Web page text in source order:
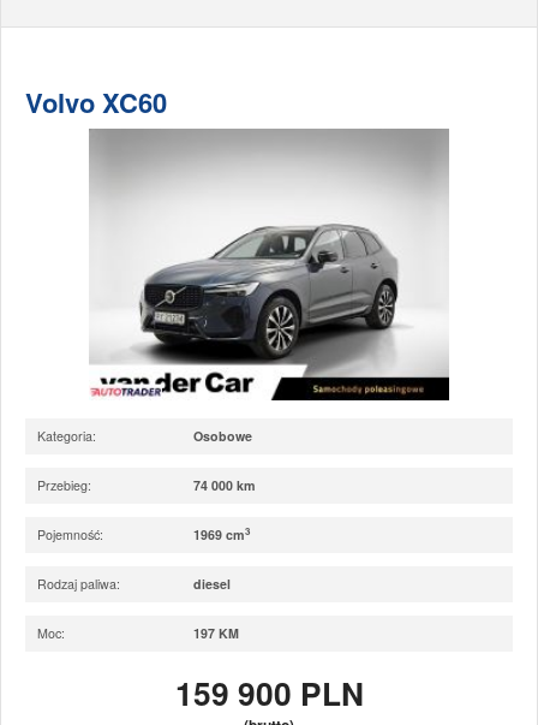
Volvo XC60
Kategoria: Osobowe
Przebieg: 74 000 km
Pojemność: 1969 cm3
Rodzaj paliwa: diesel
Moc: 197 KM
159 900 PLN